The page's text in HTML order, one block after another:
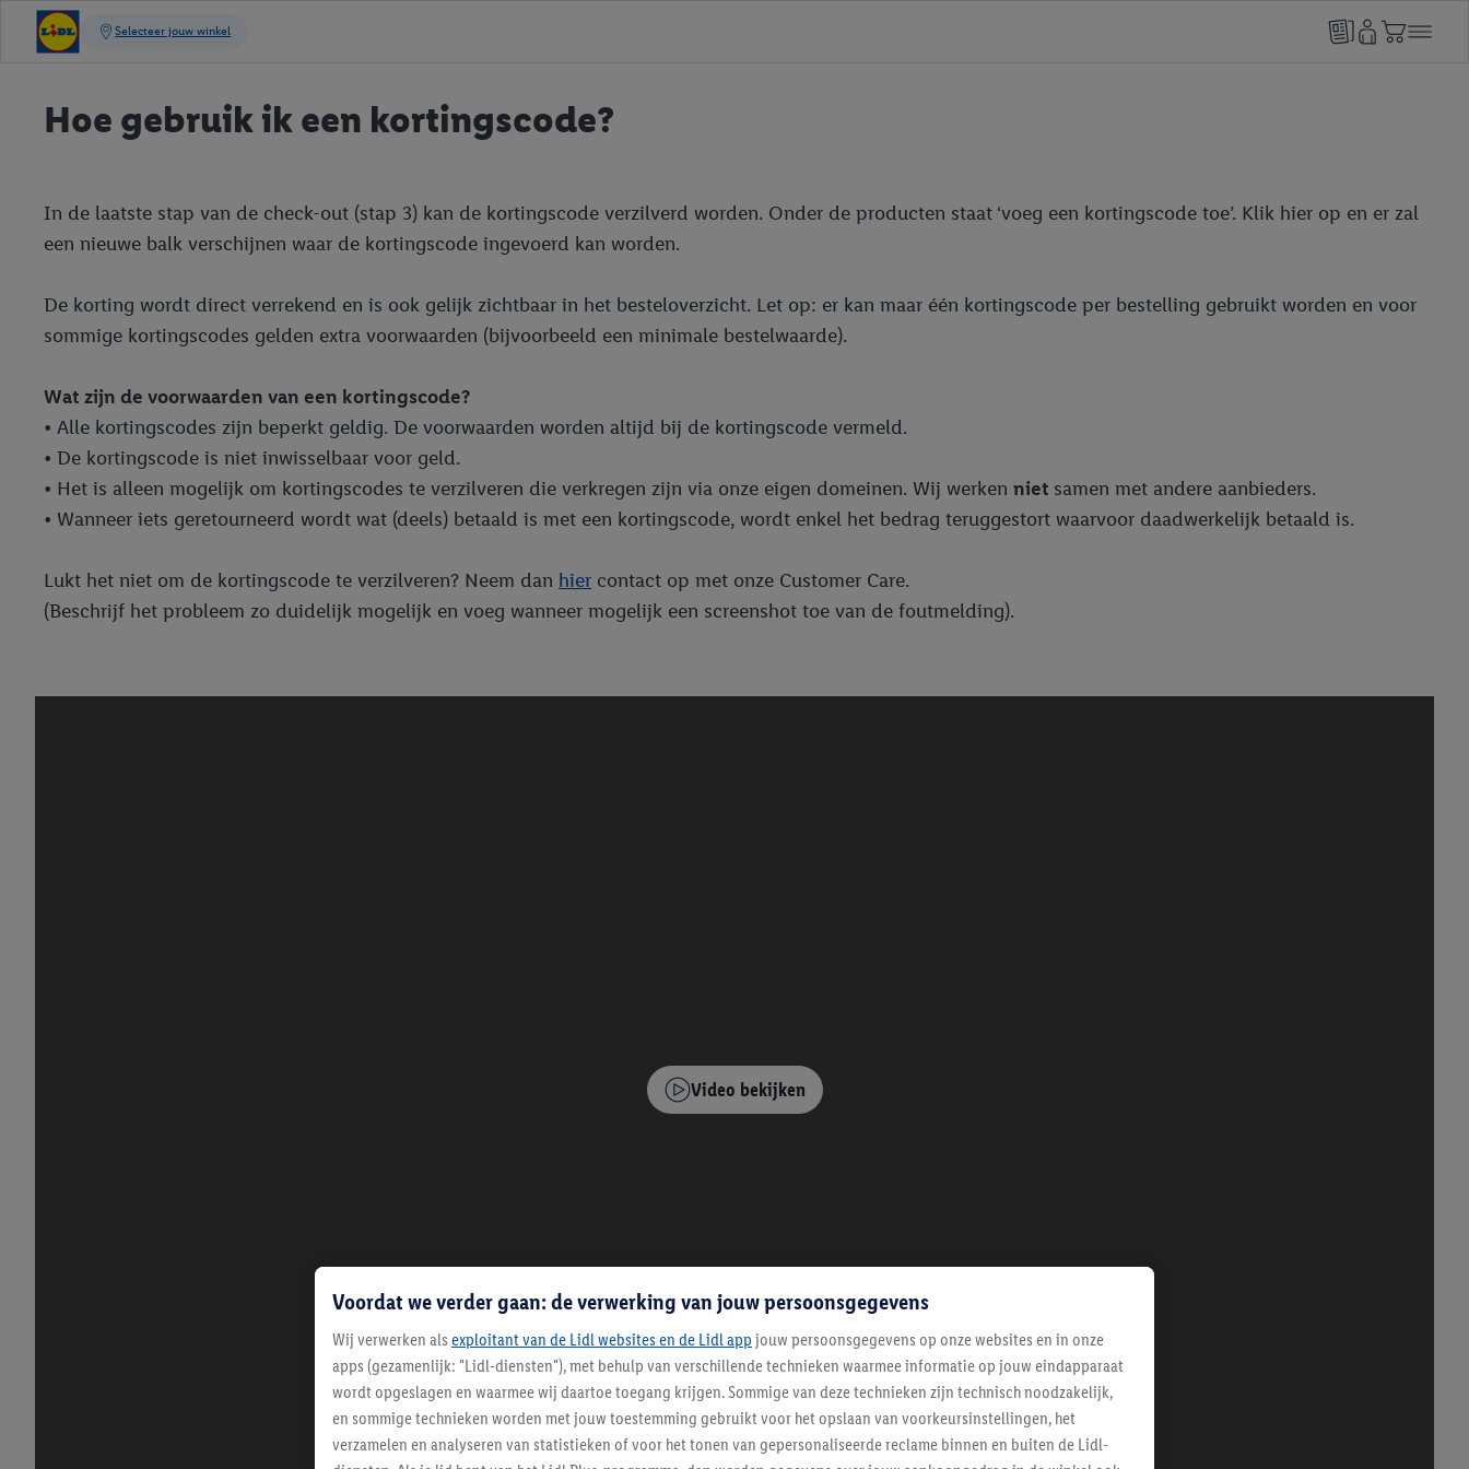
Hoe gebruik ik een kortingscode?
In de laatste stap van de check-out (stap 3) kan de kortingscode verzilverd worden. Onder de producten staat ‘voeg een kortingscode toe’. Klik hier op en er zal
een nieuwe balk verschijnen waar de kortingscode ingevoerd kan worden.
De korting wordt direct verrekend en is ook gelijk zichtbaar in het besteloverzicht. Let op: er kan maar één kortingscode per bestelling gebruikt worden en voor
sommige kortingscodes gelden extra voorwaarden (bijvoorbeeld een minimale bestelwaarde).
Wat zijn de voorwaarden van een kortingscode?
• Alle kortingscodes zijn beperkt geldig. De voorwaarden worden altijd bij de kortingscode vermeld.
• De kortingscode is niet inwisselbaar voor geld.
• Het is alleen mogelijk om kortingscodes te verzilveren die verkregen zijn via onze eigen domeinen. Wij werken niet samen met andere aanbieders.
• Wanneer iets geretourneerd wordt wat (deels) betaald is met een kortingscode, wordt enkel het bedrag teruggestort waarvoor daadwerkelijk betaald is.
Lukt het niet om de kortingscode te verzilveren? Neem dan hier contact op met onze Customer Care.
(Beschrijf het probleem zo duidelijk mogelijk en voeg wanneer mogelijk een screenshot toe van de foutmelding).
Video bekijken
Voordat we verder gaan: de verwerking van jouw persoonsgegevens
Wij verwerken als exploitant van de Lidl websites en de Lidl app jouw persoonsgegevens op onze websites en in onze
apps (gezamenlijk: "Lidl-diensten"), met behulp van verschillende technieken waarmee informatie op jouw eindapparaat
wordt opgeslagen en waarmee wij daartoe toegang krijgen. Sommige van deze technieken zijn technisch noodzakelijk,
en sommige technieken worden met jouw toestemming gebruikt voor het opslaan van voorkeursinstellingen, het
verzamelen en analyseren van statistieken of voor het tonen van gepersonaliseerde reclame binnen en buiten de Lidl-